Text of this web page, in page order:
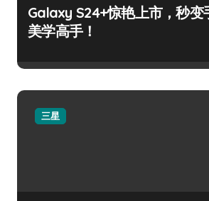
Galaxy S24+惊艳上市，秒变
美学高手！
三星